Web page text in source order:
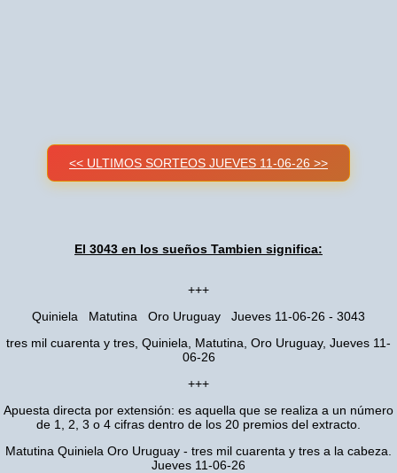
<< ULTIMOS SORTEOS JUEVES 11-06-26 >>
El 3043 en los sueños Tambien significa:
+++
Quiniela Matutina Oro Uruguay Jueves 11-06-26 - 3043
tres mil cuarenta y tres, Quiniela, Matutina, Oro Uruguay, Jueves 11-
06-26
+++
Apuesta directa por extensión: es aquella que se realiza a un número
de 1, 2, 3 o 4 cifras dentro de los 20 premios del extracto.
Matutina Quiniela Oro Uruguay - tres mil cuarenta y tres a la cabeza.
Jueves 11-06-26